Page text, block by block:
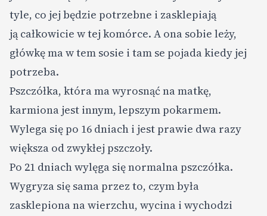
tyle, co jej będzie potrzebne i zasklepiają
ją całkowicie w tej komórce. A ona sobie leży,
główkę ma w tem sosie i tam se pojada kiedy jej
potrzeba.
Pszczółka, która ma wyrosnąć na matkę,
karmiona jest innym, lepszym pokarmem.
Wylega się po 16 dniach i jest prawie dwa razy
większa od zwykłej pszczoły.
Po 21 dniach wylęga się normalna pszczółka.
Wygryza się sama przez to, czym była
zasklepiona na wierzchu, wycina i wychodzi